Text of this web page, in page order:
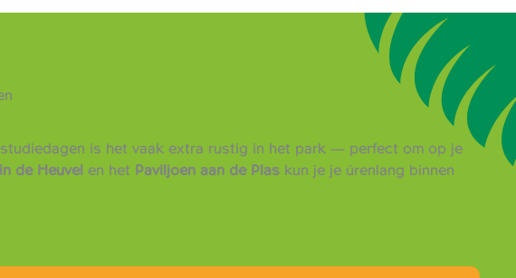
is het vaak extra rustig in het park — perfect om op je
de Heuvel en het Paviljoen aan de Plas kun je je úrenlang binnen